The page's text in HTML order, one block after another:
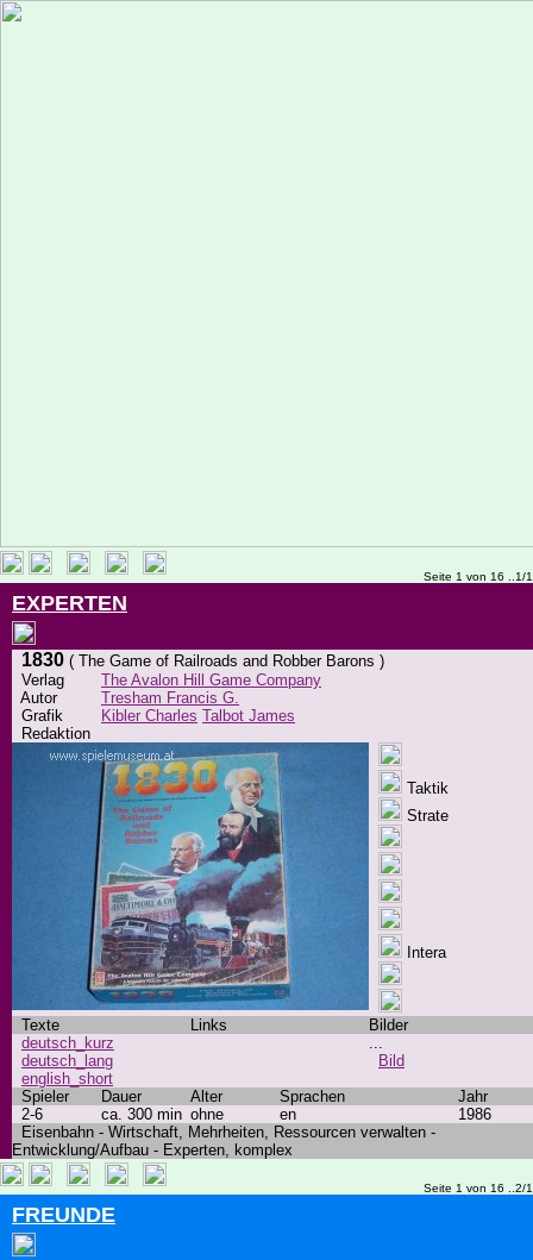
Seite 1 von 16 ..1/
EXPERTEN
1830 ( The Game of Railroads and Robber Barons )
Verlag
The Avalon Hill Game Company
Autor
Tresham Francis G.
Grafik
Kibler Charles Talbot James
Redaktion
Taktik
Strate
Intera
Texte Links
Bilder
deutsch_kurz
deutsch_lang
english_short
...
Bild
Spieler
Dauer Alter Sprachen
Jahr
2-6
ca. 300 min ohne en
1986
Eisenbahn - Wirtschaft, Mehrheiten, Ressourcen verwalten -
Entwicklung/Aufbau - Experten, komplex
Seite 1 von 16 ..2/
FREUNDE